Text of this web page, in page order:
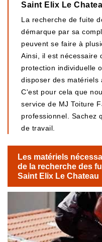
Saint Elix Le
La recherche de fuite
démarque par sa
peuvent se faire à
Ainsi, il est nécessaire
protection individuelle
disposer des matériels
C'est pour cela que
service de MJ Toiture
professionnel. Sachez
de travail.
Les matériels
de la recherche des
Saint Elix Le Chateau